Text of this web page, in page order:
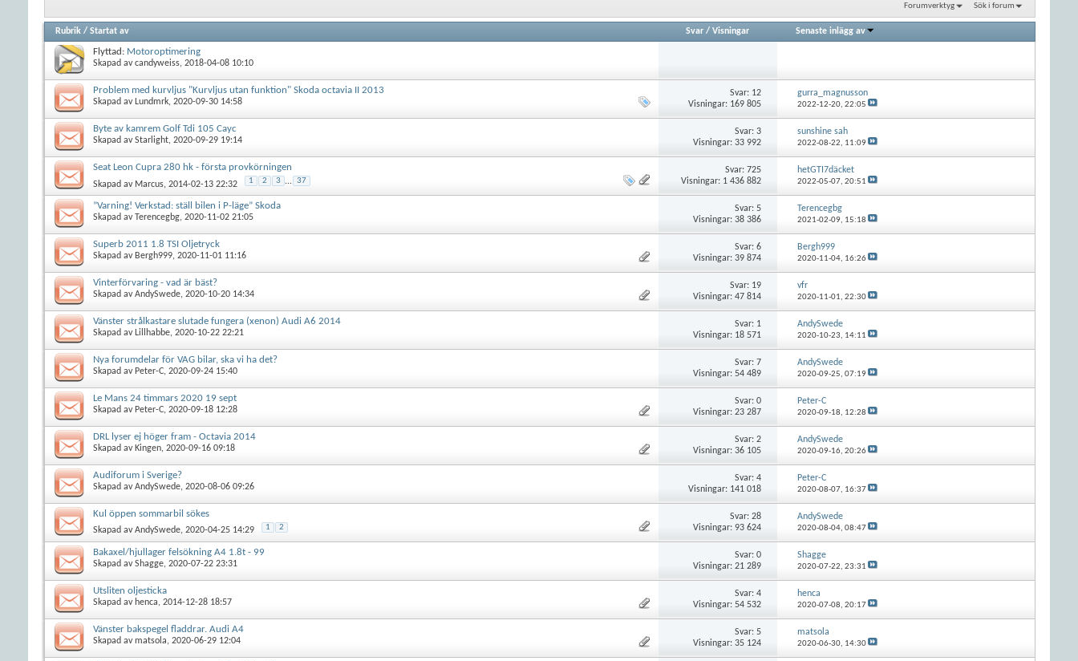
Forumverktyg Sök i forum
Rubrik / Startat av Svar/ Visningar Senaste inlägg av
Flyttad: Motoroptimering
Skapad avcandyweiss, 2018-04-08 10:10
Problem med kurvljus "Kurvljus utan funktion" Skoda octavia II 2013
Skapad av Lundmrk, 2020-09-30 14:58
Svar: 12
Visningar: 169 805
gurra_magnusson
2022-12-20, 22:05
Byte av kamrem Golf Tdi 105 Cayc
Skapad avStarlight, 2020-09-29 19:14
Svar:3
Visningar: 33 992
sunshine sah
2022-08-22, 11:09
Seat Leon Cupra 280 hk - första provkörningen
Skapad av Marcus, 2014-02-13 22:32 1 2 3 ... 37
Svar:725
Visningar: 1 436 882
hetGTI7däcket
2022-05-07, 20:51
”Varning! Verkstad: ställ bilen i P-läge” Skoda
Skapad avTerencegbg, 2020-11-02 21:05
Svar:5
Visningar: 38 386
Terencegbg
2021-02-09, 15:18
Superb 2011 1.8 TSI Oljetryck
Skapad av Bergh999, 2020-11-01 11:16
Svar:6
Visningar: 39 874
Bergh999
2020-11-04, 16:26
Vinterförvaring - vad är bäst?
Skapad avAndySwede, 2020-10-20 14:34
Svar: 19
Visningar: 47 814
vfr
2020-11-01, 22:30
Vänster strålkastare slutade fungera (xenon) Audi A6 2014
Skapad av Lillhabbe, 2020-10-22 22:21
Svar: 1
Visningar: 18 571
AndySwede
2020-10-23, 14:11
Nya forumdelar för VAG bilar, ska vi ha det?
Skapad av Peter-C, 2020-09-24 15:40
Svar:7
Visningar: 54 489
AndySwede
2020-09-25, 07:19
Le Mans 24 timmars 2020 19 sept
Skapad av Peter-C, 2020-09-18 12:28
Svar:0
Visningar: 23 287
Peter-C
2020-09-18, 12:28
DRL lyser ej höger fram - Octavia 2014
Skapad av Kingen, 2020-09-16 09:18
Svar:2
Visningar: 36 105
AndySwede
2020-09-16, 20:26
Audiforum i Sverige?
Skapad avAndySwede, 2020-08-06 09:26
Svar:4
Visningar: 141 018
Peter-C
2020-08-07, 16:37
Kul öppen sommarbil sökes
Skapad avAndySwede, 2020-04-25 14:29 1 2
Svar:28
Visningar: 93 624
AndySwede
2020-08-04, 08:47
Bakaxel/hjullager felsökning A4 1.8t - 99
Skapad avShagge, 2020-07-22 23:31
Svar:0
Visningar: 21 289
Shagge
2020-07-22, 23:31
Utsliten oljesticka
Skapad av henca, 2014-12-28 18:57
Svar:4
Visningar: 54 532
henca
2020-07-08, 20:17
Vänster bakspegel fladdrar. Audi A4
Skapad avmatsola, 2020-06-29 12:04
Svar:5
Visningar: 35 124
matsola
2020-06-30, 14:30